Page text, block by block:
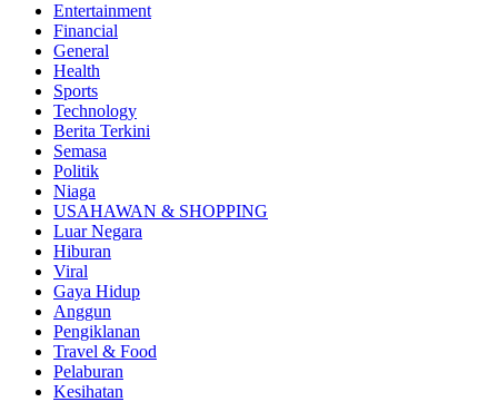
Entertainment
Financial
General
Health
Sports
Technology
Berita Terkini
Semasa
Politik
Niaga
USAHAWAN & SHOPPING
Luar Negara
Hiburan
Viral
Gaya Hidup
Anggun
Pengiklanan
Travel & Food
Pelaburan
Kesihatan